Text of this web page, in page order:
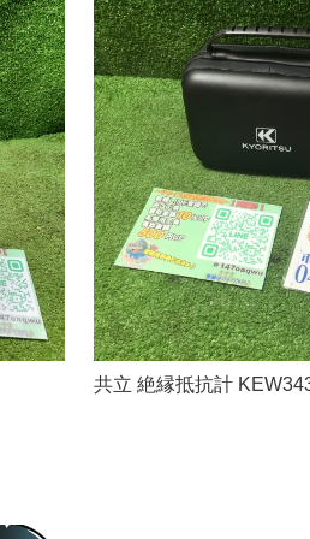
共立 絶縁抵抗計